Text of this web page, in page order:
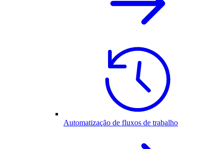
Automatização de fluxos de trabalho